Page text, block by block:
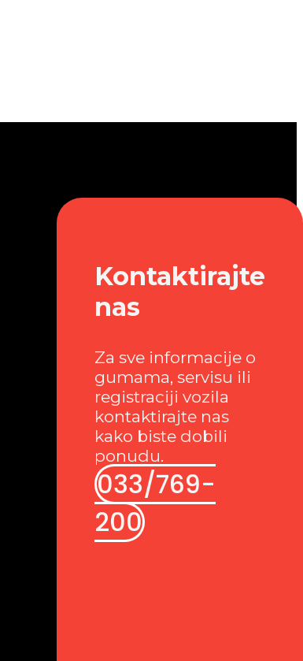
Kontaktirajte
nas
Za sve informacije o
gumama, servisu ili
registraciji vozila
kontaktirajte nas
kako biste dobili
ponudu.
033/769-
200